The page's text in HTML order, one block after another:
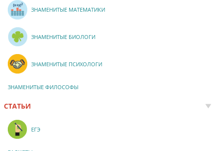
ЗНАМЕНИТЫЕ МАТЕМАТИКИ
ЗНАМЕНИТЫЕ БИОЛОГИ
ЗНАМЕНИТЫЕ ПСИХОЛОГИ
ЗНАМЕНИТЫЕ ФИЛОСОФЫ
СТАТЬИ
ЕГЭ